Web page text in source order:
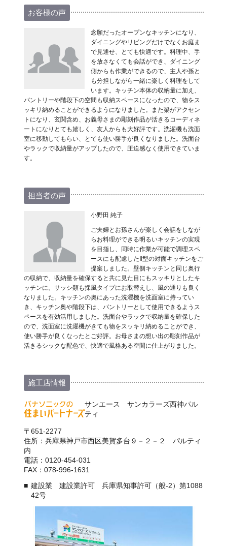
お客様の声
念願だったオープンなキッチンになり、
ダイニングやリビングだけでなくお庭ま
で見通せ、とても快適です。料理中、手
を放さなくても会話ができ、ダイニング
側からも作業ができるので、主人や孫と
も分担しながら一緒に楽しく料理をして
います。キッチン本体の収納量に加え、
パントリーや階段下の空間も収納スペースになったので、物をス
ッキリ納めることができるようになりました。また梁がアクセン
トになり、玄関含め、お義母さまの彫刻作品が活きるコーディネ
ートになりとても嬉しく、友人からも大好評です。洗濯機も洗面
室に移動してもらい、とても使い勝手が良くなりました。洗面台
やラックで収納量がアップしたので、圧迫感なく使用できていま
す。
担当者の声
小野田 純子
ご夫婦とお孫さんが楽しく会話をしなが
らお料理ができる明るいキッチンの実現
を目指し、同時に作業が可能で調理スペ
ースにも配慮したⅡ型の対面キッチンをご
提案しました。壁側キッチンと同じ奥行
の収納で、収納量を確保すると共に見た目にもスッキリとしたキ
ッチンに。サッシ類も採風タイプにお取替えし、風の通りも良く
なりました。キッチンの奥にあった洗濯機を洗面室に持ってい
き、キッチン奥や階段下は、パントリーとして使用できるようス
ペースを有効活用しました。洗面台やラックで収納量を確保した
ので、洗面室に洗濯機がきても物をスッキリ納めることができ、
使い勝手が良くなったとご好評。お母さまの想い出の彫刻作品が
活きるシックな配色で、快適で風格ある空間に仕上がりました。
施工店情報
サンエース サンカラーズ西神パル
ティ
〒651-2277
住所：兵庫県神戸市西区美賀多台９－２－２ パルティ
内
電話：0120-454-031
FAX：078-996-1631
建設業 建設業許可 兵庫県知事許可（般-2）第1088
42号